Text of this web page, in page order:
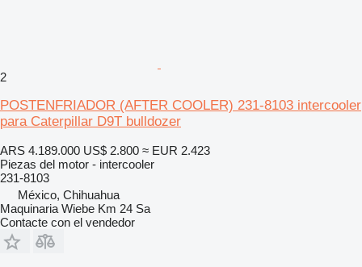
2
POSTENFRIADOR (AFTER COOLER) 231-8103 intercooler
para Caterpillar D9T bulldozer
ARS 4.189.000 US$ 2.800 ≈ EUR 2.423
Piezas del motor - intercooler
231-8103
México, Chihuahua
Maquinaria Wiebe Km 24 Sa
Contacte con el vendedor